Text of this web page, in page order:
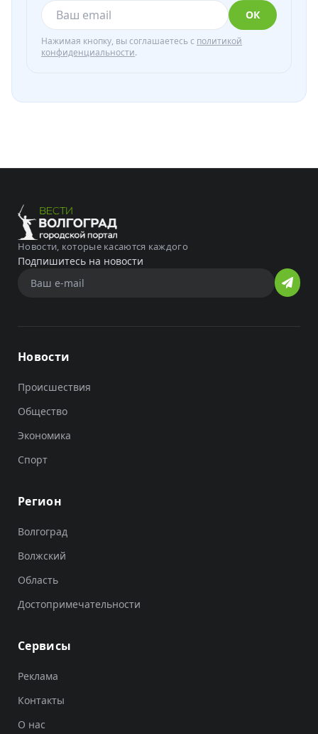
ОК
Нажимая кнопку, вы соглашаетесь с политикой
конфиденциальности.
Новости, которые касаются каждого
Подпишитесь на новости
Новости
Происшествия
Общество
Экономика
Спорт
Регион
Волгоград
Волжский
Область
Достопримечательности
Сервисы
Реклама
Контакты
О нас